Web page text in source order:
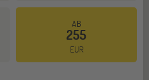
AB
255
EUR